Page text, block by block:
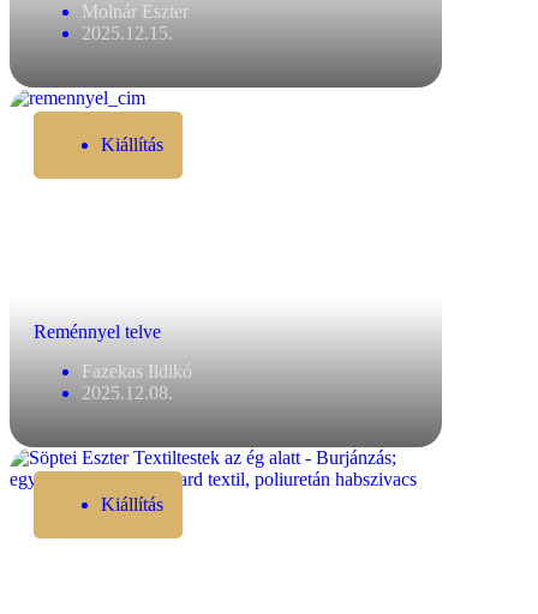
Molnár Eszter
2025.12.15.
Kiállítás
Reménnyel telve
Fazekas Ildikó
2025.12.08.
Kiállítás